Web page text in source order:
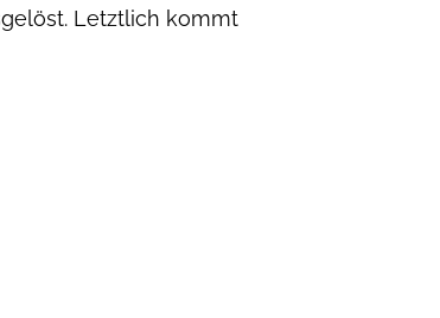
Letztlich kommt